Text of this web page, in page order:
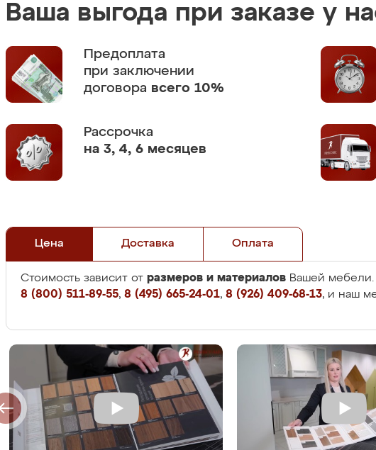
Ваша выгода при заказе у
Предоплата
при заключении
договора всего 10%
Рассрочка
на 3, 4, 6 месяцев
Цена Доставка Оплата
Стоимость зависит от размеров и материалов Вашей
8 (800) 511-89-55, 8 (495) 665-24-01, 8 (926) 409-68-13, и наш